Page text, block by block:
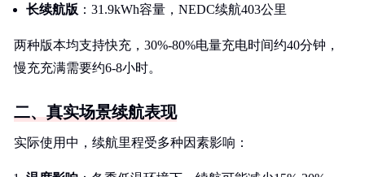
长续航版 ：31.9kWh容量，NEDC续航403公里
两种版本均支持快充，30%-80%电量充电时间约40分钟，
慢充充满需要约6-8小时。
二、真实场景续航表现
实际使用中，续航里程受多种因素影响：